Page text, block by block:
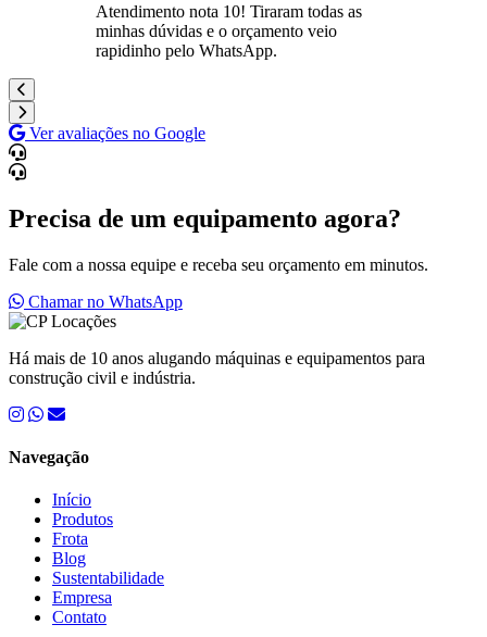
Atendimento nota 10! Tiraram todas as
minhas dúvidas e o orçamento veio
rapidinho pelo WhatsApp.
Ver avaliações no Google
Precisa de um equipamento agora?
Fale com a nossa equipe e receba seu orçamento em minutos.
Chamar no WhatsApp
Há mais de 10 anos alugando máquinas e equipamentos para
construção civil e indústria.
Navegação
Início
Produtos
Frota
Blog
Sustentabilidade
Empresa
Contato